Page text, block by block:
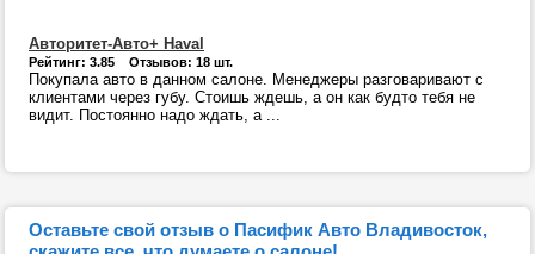
Авторитет-Авто+ Haval
Рейтинг: 3.85 Отзывов: 18 шт.
Покупала авто в данном салоне. Менеджеры разговаривают с
клиентами через губу. Стоишь ждешь, а он как будто тебя не
видит. Постоянно надо ждать, а ...
Оставьте свой отзыв о Пасифик Авто Владивосток,